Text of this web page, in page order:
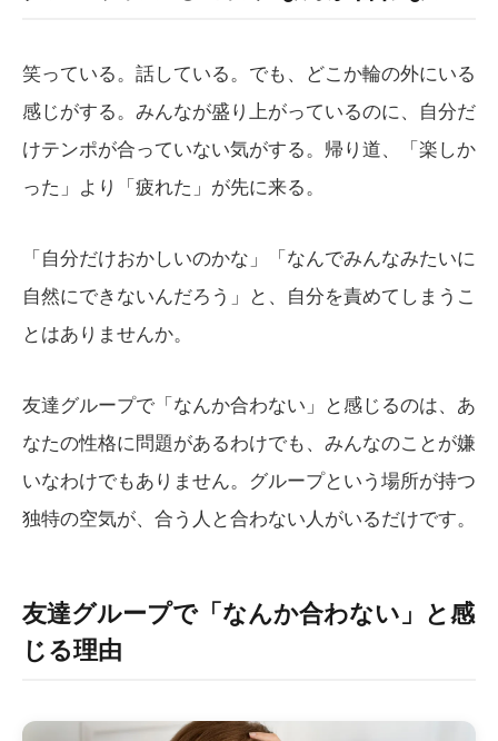
笑っている。話している。でも、どこか輪の外にいる
感じがする。みんなが盛り上がっているのに、自分だ
けテンポが合っていない気がする。帰り道、「楽しか
った」より「疲れた」が先に来る。
「自分だけおかしいのかな」「なんでみんなみたいに
自然にできないんだろう」と、自分を責めてしまうこ
とはありませんか。
友達グループで「なんか合わない」と感じるのは、あ
なたの性格に問題があるわけでも、みんなのことが嫌
いなわけでもありません。グループという場所が持つ
独特の空気が、合う人と合わない人がいるだけです。
友達グループで「なんか合わない」と感
じる理由